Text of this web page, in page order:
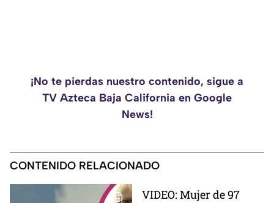
¡No te pierdas nuestro contenido, sigue a
TV Azteca Baja California en Google
News!
CONTENIDO RELACIONADO
VIDEO: Mujer de 97